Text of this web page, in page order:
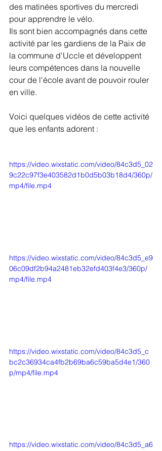
des matinées sportives du mercredi
pour apprendre le vélo.
Ils sont bien accompagnés dans cette
activité par les gardiens de la Paix de
la commune d'Uccle et développent
leurs compétences dans la nouvelle
cour de l'école avant de pouvoir rouler
en ville.
Voici quelques vidéos de cette activité
que les enfants adorent :
https://video.wixstatic.com/video/84c3d5_02
9c22c97f3e403582d1b0d5b03b18d4/360p/
mp4/file.mp4
https://video.wixstatic.com/video/84c3d5_e9
06c09df2b94a2481eb32efd403f4e3/360p/
mp4/file.mp4
https://video.wixstatic.com/video/84c3d5_c
bc2c36934ca4fb2b69ba6c59ba5d4e1/360
p/mp4/file.mp4
https://video.wixstatic.com/video/84c3d5_a6